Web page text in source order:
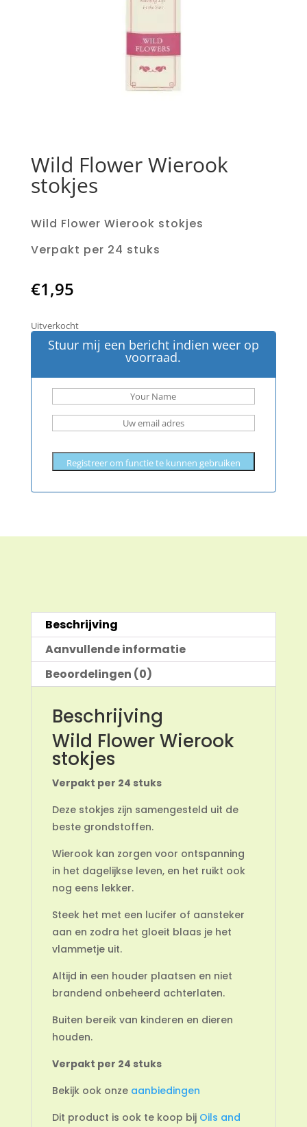
Wild Flower Wierook
stokjes
Wild Flower Wierook stokjes
Verpakt per 24 stuks
€1,95
Uitverkocht
Stuur mij een bericht indien weer op
voorraad.
Registreer om functie te kunnen gebruiken
Beschrijving
Aanvullende informatie
Beoordelingen (0)
Beschrijving
Wild Flower Wierook
stokjes
Verpakt per 24 stuks
Deze stokjes zijn samengesteld uit de
beste grondstoffen.
Wierook kan zorgen voor ontspanning
in het dagelijkse leven, en het ruikt ook
nog eens lekker.
Steek het met een lucifer of aansteker
aan en zodra het gloeit blaas je het
vlammetje uit.
Altijd in een houder plaatsen en niet
brandend onbeheerd achterlaten.
Buiten bereik van kinderen en dieren
houden.
Verpakt per 24 stuks
Bekijk ook onze aanbiedingen
Dit product is ook te koop bij Oils and